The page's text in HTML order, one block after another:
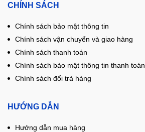
CHÍNH SÁCH
Chính sách bảo mật thông tin
Chính sách vận chuyển và giao hàng
Chính sách thanh toán
Chính sách bảo mật thông tin thanh toán
Chính sách đổi trả hàng
HƯỚNG DẪN
Hướng dẫn mua hàng